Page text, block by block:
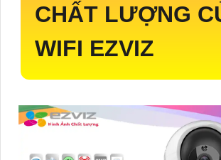
CHẤT LƯỢNG
WIFI EZVIZ